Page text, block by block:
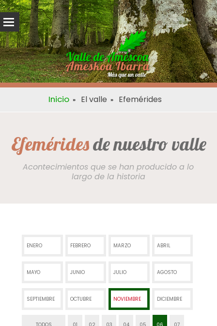
Inicio El valle Efemérides
Efeméridesde nuestro valle
Acontecimientos que se han producido a lo
largo de la historia
ENERO FEBRERO MARZO ABRIL
MAYO JUNIO JULIO AGOSTO
SEPTIEMBRE OCTUBRE NOVIEMBRE DICIEMBRE